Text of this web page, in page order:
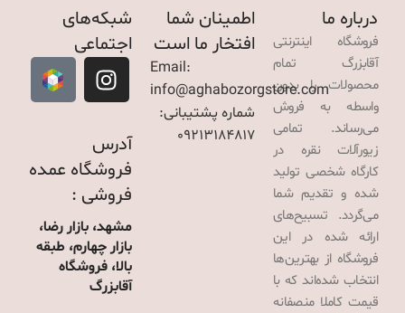
درباره ما
فروشگاه اینترنتی
آقابزرگ تمام
محصولات را بدون
واسطه به فروش
می‌رساند. تمامی
زیورآلات نقره در
کارگاه شخصی تولید
شده و تقدیم شما
می‌گردد. تسبیح‌های
ارائه شده در این
فروشگاه از بهترین‌ها
انتخاب شده‌اند که با
قیمت کاملا منصفانه
اطمینان شما
افتخار ما است
Email:
info@aghabozorgstore.com
شماره پشتیبانی:
09213184817
شبکه‌های
اجتماعی
آدرس
فروشگاه عمده
فروشی :
مشهد، بازار رضا،
بازار چهارم، طبقه
بالا، فروشگاه
آقابزرگ